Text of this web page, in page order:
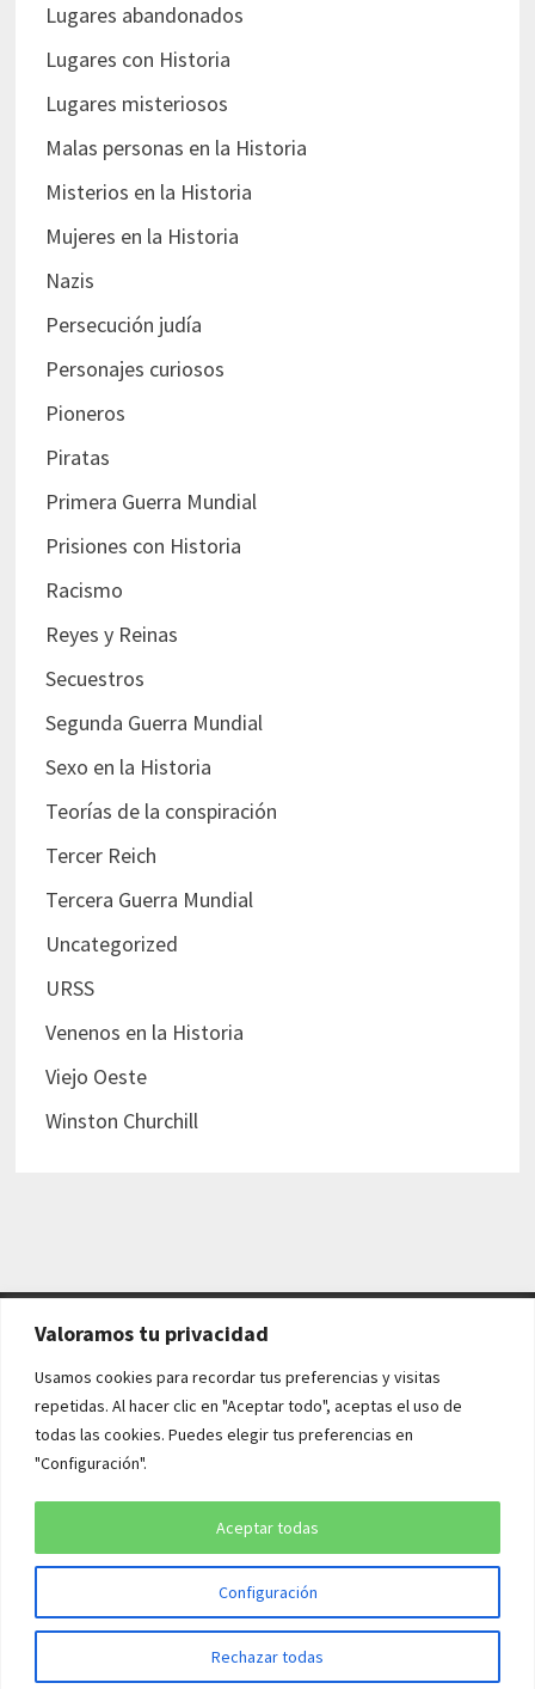
Valoramos tu privacidad
Usamos cookies para recordar tus preferencias y visitas
repetidas. Al hacer clic en "Aceptar todo", aceptas el uso de
todas las cookies. Puedes elegir tus preferencias en
"Configuración".
Configuración
Rechazar todas
Aceptar todas
Lugares abandonados
Lugares con Historia
Lugares misteriosos
Malas personas en la Historia
Misterios en la Historia
Mujeres en la Historia
Nazis
Persecución judía
Personajes curiosos
Pioneros
Piratas
Primera Guerra Mundial
Prisiones con Historia
Racismo
Reyes y Reinas
Secuestros
Segunda Guerra Mundial
Sexo en la Historia
Teorías de la conspiración
Tercer Reich
Tercera Guerra Mundial
Uncategorized
URSS
Venenos en la Historia
Viejo Oeste
Winston Churchill
AVISO LEGAL Y POLÍTICAS
Aviso legal
Política de cookies
Copyright © 2026¡QUÉ HISTORIA!. Funciona conWordPressy